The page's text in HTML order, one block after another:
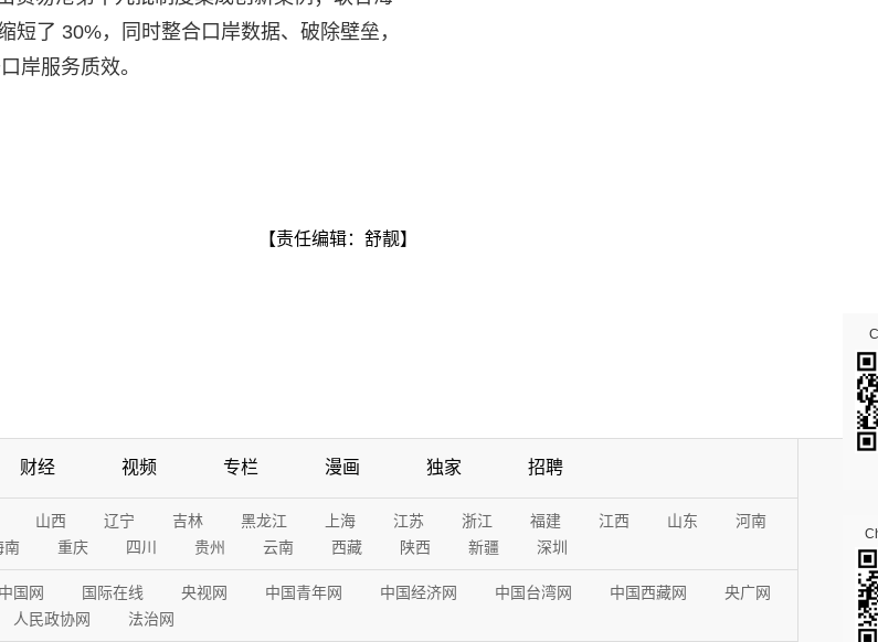
了 30%，同时整合口岸数据、破除壁垒，
岸服务质效。
【责任编辑：舒靓】
财经 视频 专栏 漫画 独家 招聘
山西 辽宁 吉林 黑龙江 上海 江苏 浙江 福建 江西 山东
河南
南 重庆 四川 贵州 云南 西藏 陕西 新疆 深圳
中国网 国际在线 央视网 中国青年网 中国经济网 中国台湾网 中国西藏网
央广网
人民政协网 法治网